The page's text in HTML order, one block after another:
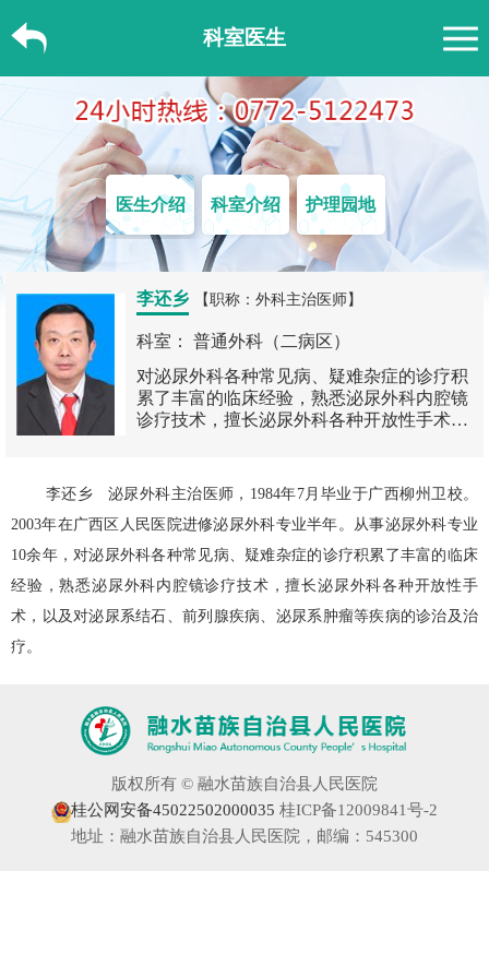
科室医生
医生介绍 科室介绍 护理园地
李还乡 【职称：外科主治医师】
科室： 普通外科（二病区）
对泌尿外科各种常见病、疑难杂症的诊疗积
累了丰富的临床经验，熟悉泌尿外科内腔镜
诊疗技术，擅长泌尿外科各种开放性手术，
李还乡 泌尿外科主治医师，1984年7月毕业于广西柳州卫校。
2003年在广西区人民医院进修泌尿外科专业半年。从事泌尿外科专业
10余年，对泌尿外科各种常见病、疑难杂症的诊疗积累了丰富的临床
经验，熟悉泌尿外科内腔镜诊疗技术，擅长泌尿外科各种开放性手
术，以及对泌尿系结石、前列腺疾病、泌尿系肿瘤等疾病的诊治及治
疗。
版权所有 © 融水苗族自治县人民医院
桂公网安备45022502000035 桂ICP备12009841号-2
地址：融水苗族自治县人民医院，邮编：545300